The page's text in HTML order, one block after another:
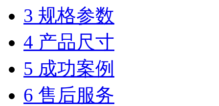
3 规格参数
4 产品尺寸
5 成功案例
6 售后服务